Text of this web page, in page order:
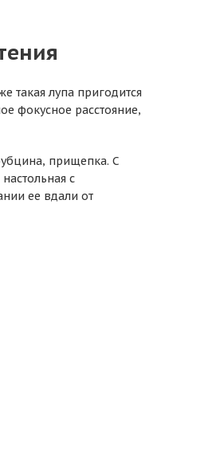
такая лупа пригодится
фокусное расстояние,
прищепка. С
с
ее вдали от